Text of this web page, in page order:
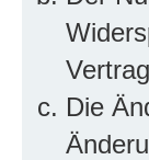
Die